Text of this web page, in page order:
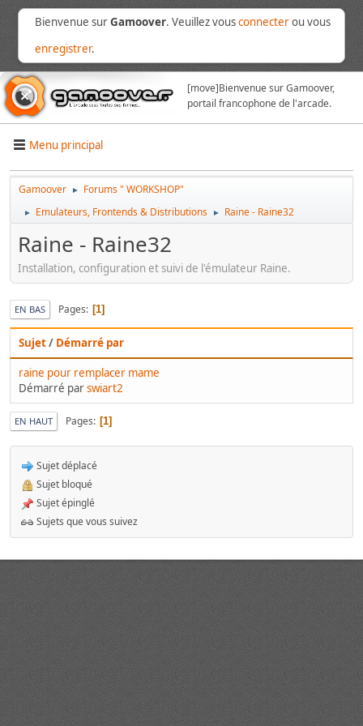
Bienvenue surGamoover. Veuillez vousconnecterou vous
enregistrer.
[move]Bienvenue sur Gamoover,
portail francophone de l'arcade.
Menu principal
Gamoover ► Forums " WORKSHOP"
► Emulateurs, Frontends & Distributions ► Raine - Raine32
Raine - Raine32
Installation, configuration et suivi de l'émulateur Raine.
EN BAS Pages 1
Sujet/ Démarré par
raine pour remplacer mame
Démarré parswiart2
EN HAUT Pages 1
Sujet déplacé
Sujet bloqué
Sujet épinglé
Sujets que vous suivez